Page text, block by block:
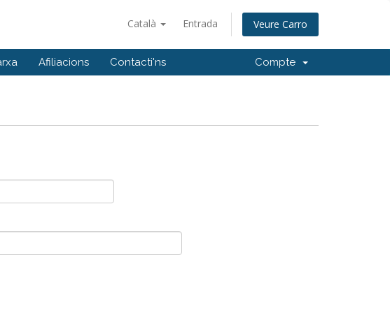
Català Entrada Veure Carro
Afiliacions Contacti'ns Compte